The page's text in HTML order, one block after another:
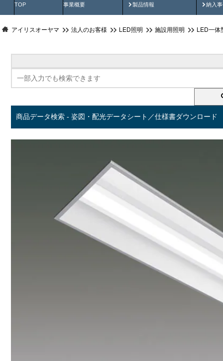
TOP 事業概要 製品情報
製品動画 納入
納
アイリスオーヤマ 法人のお客様 LED照明 施設用照明 LED一体
商品データ検索 - 姿図・配光データシート／仕様書ダウンロード